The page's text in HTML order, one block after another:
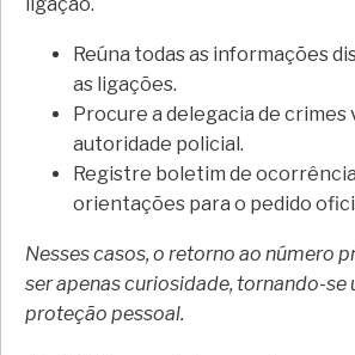
Reúna todas as informações
as ligações.
Procure a delegacia de crimes
autoridade policial.
Registre boletim de
orientações para o pedido
Nesses casos, o retorno ao número
ser apenas curiosidade, tornando-se
proteção pessoal.